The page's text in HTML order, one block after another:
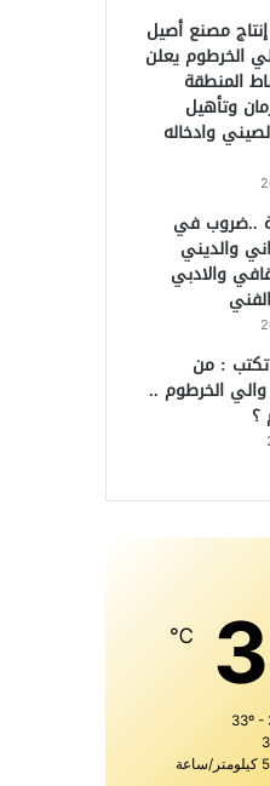
مصنع أصيل
الخرطوم يعلن
المنطقة
وتأهيل
وادخاله
..ضروب في
والديني
والادبي
: من
والي الخرطوم ..
؟
℃